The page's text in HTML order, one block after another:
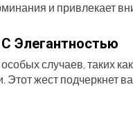
и привлекает
Элегантностью
случаев, таких
Этот жест
На Мероприятиях